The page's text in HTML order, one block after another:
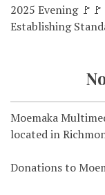
2025 Evening
Establishing
Moemaka
located in
Donations to